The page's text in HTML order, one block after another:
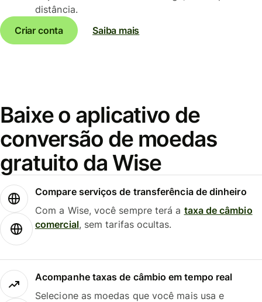
distância.
Criar conta
Saiba mais
Baixe o aplicativo de
conversão de moedas
gratuito da Wise
Compare serviços de transferência de dinheiro
Com a Wise, você sempre terá a taxa de câmbio
comercial, sem tarifas ocultas.
Acompanhe taxas de câmbio em tempo real
Selecione as moedas que você mais usa e